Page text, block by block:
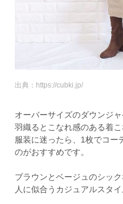
出典：https://cubki.jp/
オーバーサイズのダウンジ
羽織るとこなれ感のある着
服装に迷ったら、1枚でコー
のがおすすめです。
ブラウンとベージュのシッ
人に似合うカジュアルスタイ